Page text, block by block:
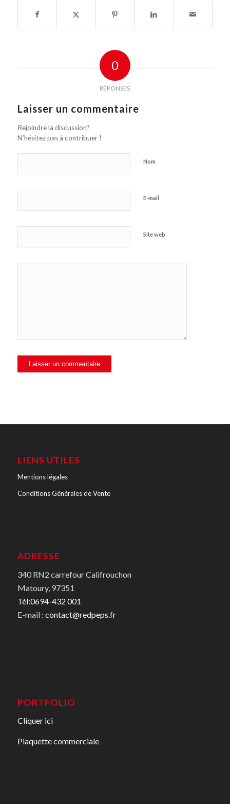
0
RÉPONSES
Laisser un commentaire
Rejoindre la discussion?
N’hésitez pas à contribuer !
Nom
E-mail
Site web
LIENS UTILES
Mentions légales
Conditions Générales de Vente
ADRESSE
340 RN2 carrefour Califrouchon
Matoury, 97351
Tél:0694-432 001
E-mail : contact@redpeps.fr
PORTFOLIO
Cliquer ici
Plaquette commerciale